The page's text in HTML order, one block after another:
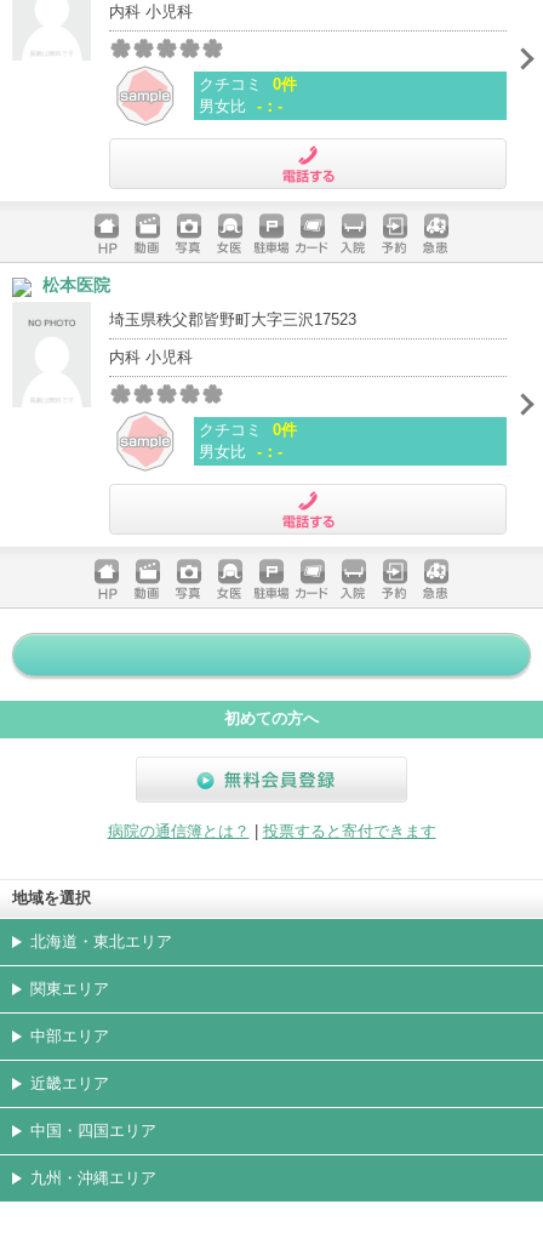
内科 小児科
クチコミ
0件
男女比 -：-
ホームペ
ージ
動画 写真 女医 駐車場
クレジッ
入院 予約 急患
松本医院
埼玉県秩父郡皆野町大字三沢17523
内科 小児科
クチコミ
0件
男女比 -：-
ホームペ
ージ
動画 写真 女医 駐車場
クレジッ
トカード
入院 予約 急患
初めての方へ
病院の通信簿とは？
投票すると寄付できます
地域を選択
北海道・東北エリア
関東エリア
中部エリア
近畿エリア
中国・四国エリア
九州・沖縄エリア